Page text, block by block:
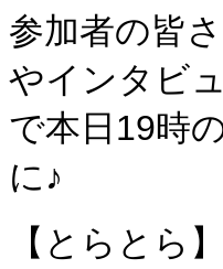
参加者の皆
やインタビ
で本日19時
に♪
【とらとら